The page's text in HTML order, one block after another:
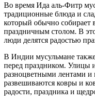
Во время Ида аль-Фитр
традиционные блюда и
который обычно собирает
праздничным столом. В
люди делятся радостью
В Индии мусульмане
перед праздником. Улицы
разноцветными лентами и
развешиваются ковры и
радости, праздника и